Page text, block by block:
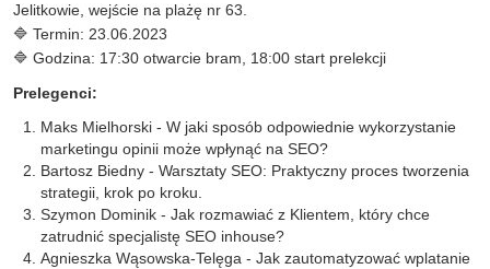
Jelitkowie, wejście na plażę nr 63.
🔷 Termin: 23.06.2023
🔷 Godzina: 17:30 otwarcie bram, 18:00 start prelekcji
Prelegenci:
Maks Mielhorski - W jaki sposób odpowiednie wykorzystanie
marketingu opinii może wpłynąć na SEO?
Bartosz Biedny - Warsztaty SEO: Praktyczny proces tworzenia
strategii, krok po kroku.
Szymon Dominik - Jak rozmawiać z Klientem, który chce
zatrudnić specjalistę SEO inhouse?
Agnieszka Wąsowska-Telęga - Jak zautomatyzować wplatanie